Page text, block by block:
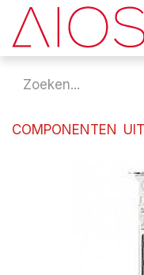
Overslaan naar inhoud
COMPONENTEN